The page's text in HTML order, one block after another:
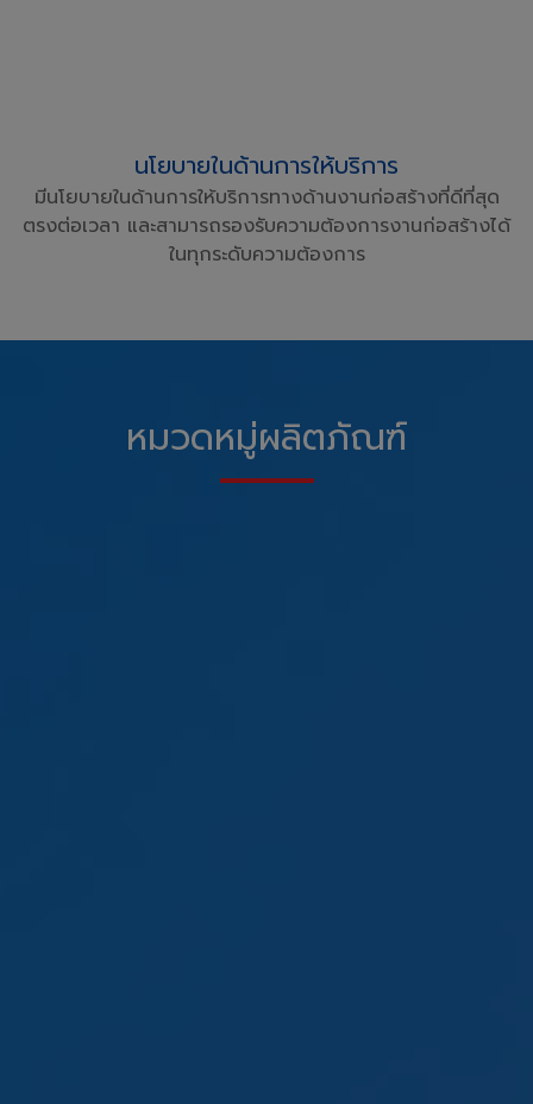
นโยบายในด้านการให้บริการ
มีนโยบายในด้านการให้บริการทางด้านงานก่อสร้างที่ดีที่สุด
ตรงต่อเวลา และสามารถรองรับความต้องการงานก่อสร้างได้
ในทุกระดับความต้องการ
หมวดหมู่ผลิตภัณฑ์